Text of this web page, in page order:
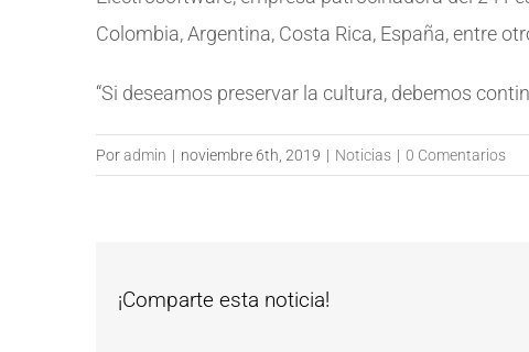
Colombia, Argentina, Costa Rica, España, entre
“Si deseamos preservar la cultura, debemos
Poradmin | noviembre 6th, 2019 | Noticias | 0 Comentarios
¡Comparte esta noticia!